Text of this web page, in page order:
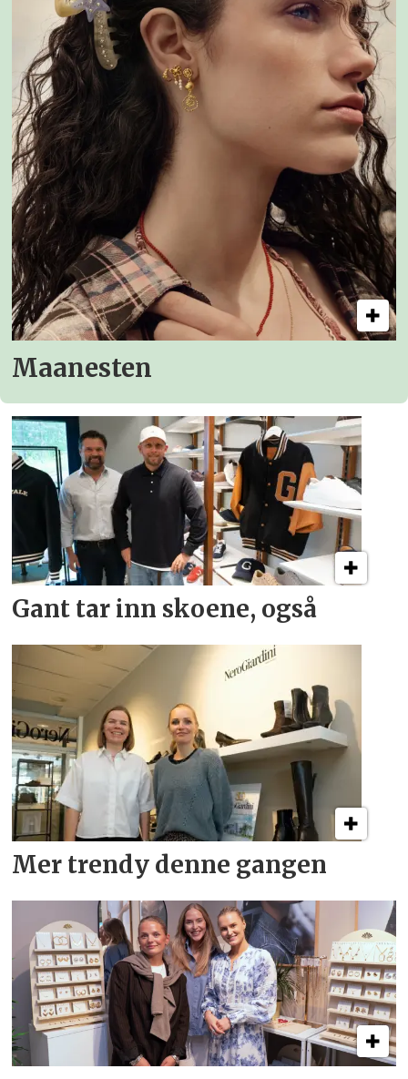
Maanesten
Gant tar inn skoene, også
Mer trendy denne gangen